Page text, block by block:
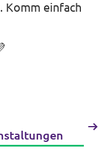
Komm einfach